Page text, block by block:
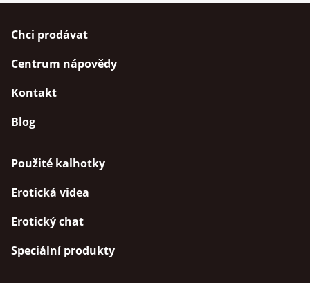
Chci prodávat
Centrum nápovědy
Kontakt
Blog
Použité kalhotky
Erotická videa
Erotický chat
Speciální produkty